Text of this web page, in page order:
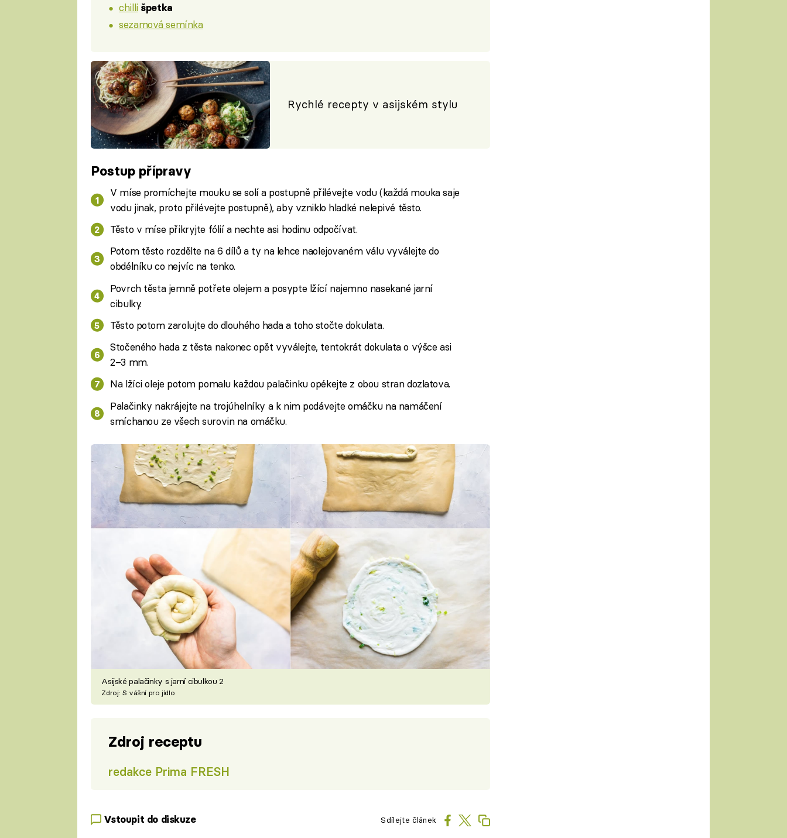
chilli špetka
sezamová semínka
Rychlé recepty v asijském stylu
Postup přípravy
V míse promíchejte mouku se solí a postupně přilévejte vodu (každá mouka saje
vodu jinak, proto přilévejte postupně), aby vzniklo hladké nelepivé těsto.
Těsto v míse přikryjte fólií a nechte asi hodinu odpočívat.
Potom těsto rozdělte na 6 dílů a ty na lehce naolejovaném válu vyválejte do
obdélníku co nejvíc na tenko.
Povrch těsta jemně potřete olejem a posypte lžící najemno nasekané jarní
cibulky.
Těsto potom zarolujte do dlouhého hada a toho stočte dokulata.
Stočeného hada z těsta nakonec opět vyválejte, tentokrát dokulata o výšce asi
2–3 mm.
Na lžíci oleje potom pomalu každou palačinku opékejte z obou stran dozlatova.
Palačinky nakrájejte na trojúhelníky a k nim podávejte omáčku na namáčení
smíchanou ze všech surovin na omáčku.
Asijské palačinky s jarní cibulkou 2
Zdroj: S vášní pro jídlo
Zdroj receptu
redakce Prima FRESH
Vstoupit do diskuze Sdílejte článek